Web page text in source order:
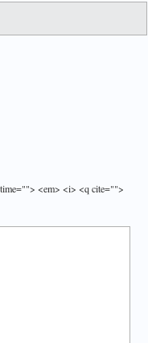
<em> <i> <q cite="">